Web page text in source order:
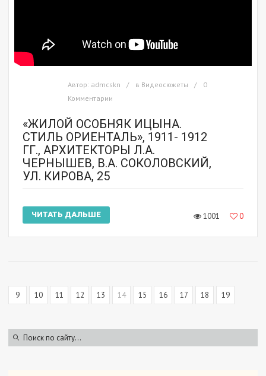
Автор: admcskn в Видеосюжеты
0
Комментарии
«ЖИЛОЙ ОСОБНЯК ИЦЫНА.
СТИЛЬ ОРИЕНТАЛЬ», 1911- 1912
ГГ., АРХИТЕКТОРЫ Л.А.
ЧЕРНЫШЕВ, В.А. СОКОЛОВСКИЙ,
УЛ. КИРОВА, 25
ЧИТАТЬ ДАЛЬШЕ 1001 0
9 10 11 12 13 14 15 16 17 18 19